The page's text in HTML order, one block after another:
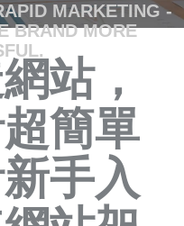
MARKETING -
BRAND MORE
站，
簡單
手入